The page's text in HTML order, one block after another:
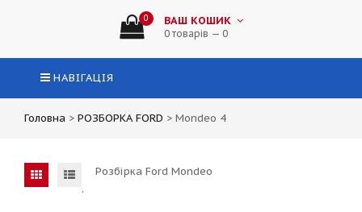
0 ВАШ КОШИК
0 товарів — 0
НАВІГАЦІЯ
Головна > РОЗБОРКА FORD > Mondeo 4
Розбірка Ford Mondeo
.